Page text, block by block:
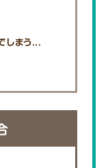
しまう...